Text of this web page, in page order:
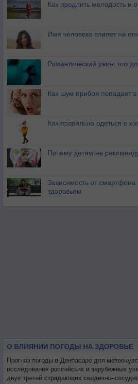
Как продлить молодость и
Имя человека влияет на
Романтический ужин: что
Как шум прибоя попадает
Как правильно одеться в
Почему детям не
Зависимость от
здоровьем
О ВЛИЯНИИ ПОГОДЫ НА ЗДОРОВЬЕ
Прогноз погоды в Денпасаре для
исследования российских и зарубежных
двух третей страдающих